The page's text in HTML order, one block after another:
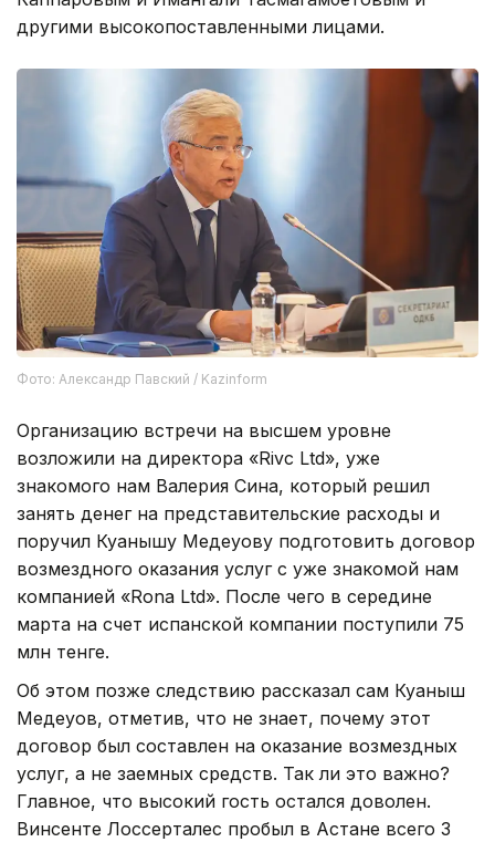
другими высокопоставленными лицами.
Фото: Александр Павский / Kazinform
Организацию встречи на высшем уровне
возложили на директора «Rivc Ltd», уже
знакомого нам Валерия Сина, который решил
занять денег на представительские расходы и
поручил Куанышу Медеуову подготовить договор
возмездного оказания услуг с уже знакомой нам
компанией «Rona Ltd». После чего в середине
марта на счет испанской компании поступили 75
млн тенге.
Об этом позже следствию рассказал сам Куаныш
Медеуов, отметив, что не знает, почему этот
договор был составлен на оказание возмездных
услуг, а не заемных средств. Так ли это важно?
Главное, что высокий гость остался доволен.
Винсенте Лоссерталес пробыл в Астане всего 3